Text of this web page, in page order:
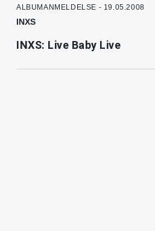
ALBUMANMELDELSE - 19.05.2008
INXS
INXS: Live Baby Live